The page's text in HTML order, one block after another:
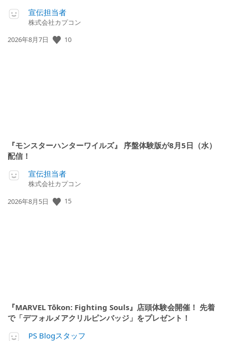
宣伝担当者
株式会社カプコン
公
2026年8月7日 10
『モンスターハンターワイルズ』 序盤体験版が8月5日（水）
配信！
宣伝担当者
株式会社カプコン
公
2026年8月5日 15
『MARVEL Tōkon: Fighting Souls』店頭体験会開催！ 先着
で「デフォルメアクリルピンバッジ」をプレゼント！
PS Blogスタッフ